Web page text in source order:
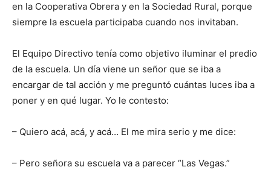
en la Cooperativa Obrera y en la Sociedad Rural, porque
siempre la escuela participaba cuando nos invitaban.
El Equipo Directivo tenía como objetivo iluminar el predio
de la escuela. Un día viene un señor que se iba a
encargar de tal acción y me preguntó cuántas luces iba a
poner y en qué lugar. Yo le contesto:
– Quiero acá, acá, y acá… El me mira serio y me dice:
– Pero señora su escuela va a parecer “Las Vegas.”